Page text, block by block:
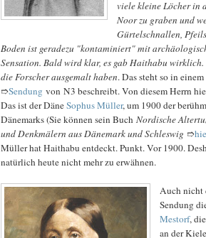
viele kleine Löcher in
Noor zu graben und
Gürtelschnallen,
Boden ist geradezu "kontaminiert" mit
Sensation. Bald wird klar, es gab Haithabu wirklich.
die Forscher ausgemalt haben. Das steht so in
➱Sendung von N3 beschreibt. Von diesem Herrn
Das ist der DäneSophus Müller, um 1900 der
Dänemarks (Sie können sein Buch Nordische
und Denkmälern aus Dänemark und Schleswig ➱
Müller hat Haithabu entdeckt. Punkt. Vor 1900.
natürlich heute nicht mehr zu erwähnen.
Auch nicht
Sendung
Mestorf,
an der